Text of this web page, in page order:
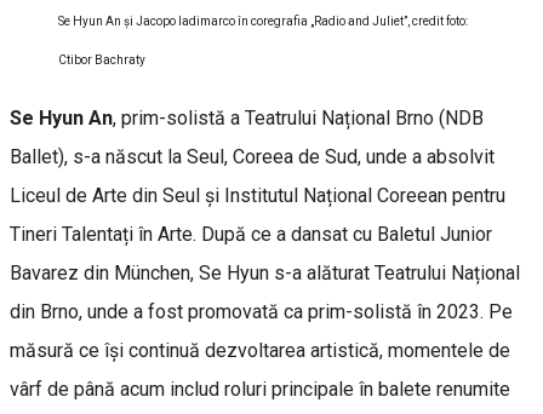
Se Hyun An și Jacopo Iadimarco în coregrafia „Radio and Juliet”, credit foto:
Ctibor Bachraty
Se Hyun An, prim-solistă a Teatrului Național Brno (NDB
Ballet), s-a născut la Seul, Coreea de Sud, unde a absolvit
Liceul de Arte din Seul și Institutul Național Coreean pentru
Tineri Talentați în Arte. După ce a dansat cu Baletul Junior
Bavarez din München, Se Hyun s-a alăturat Teatrului Național
din Brno, unde a fost promovată ca prim-solistă în 2023. Pe
măsură ce își continuă dezvoltarea artistică, momentele de
vârf de până acum includ roluri principale în balete renumite